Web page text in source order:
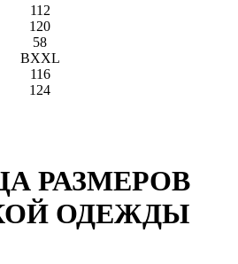
112
120
58
BXXL
116
124
РАЗМЕРОВ
ОДЕЖДЫ